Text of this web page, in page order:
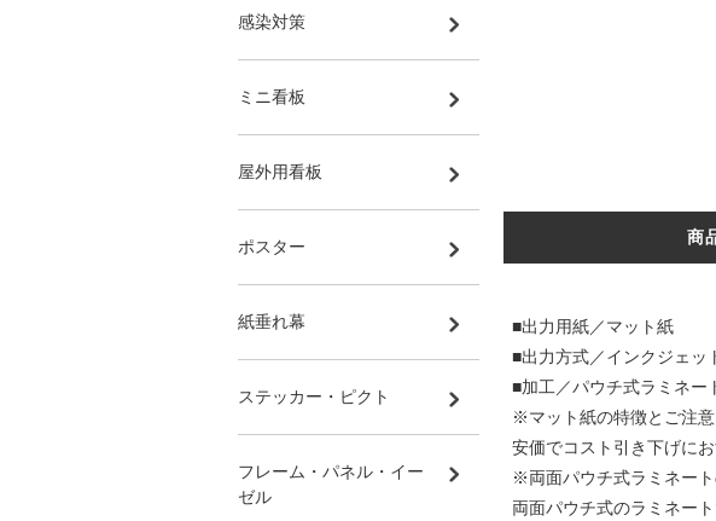
商
■出力用紙／マット紙
■出力方式／インクジェッ
■加工／パウチ式ラミネー
※マット紙の特徴とご注
安価でコスト引き下げに
※両面パウチ式ラミネー
両面パウチ式のラミネー
感染対策
ミニ看板
屋外用看板
ポスター
紙垂れ幕
ステッカー・ピクト
フレーム・パネル・イー
ゼル